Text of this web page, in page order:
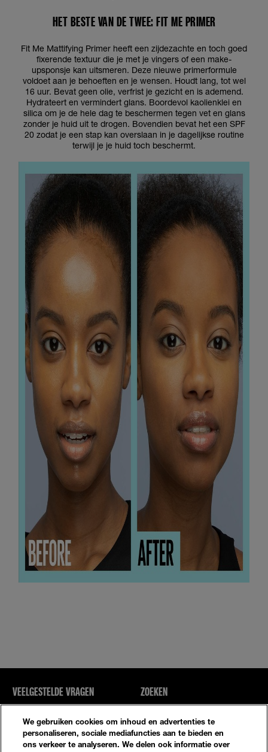
HET BESTE VAN DE TWEE: FIT ME PRIMER
Fit Me Mattifying Primer heeft een zijdezachte en toch goed
fixerende textuur die je met je vingers of een make-
upsponsje kan uitsmeren. Deze nieuwe primerformule
voldoet aan je behoeften en je wensen. Houdt lang, tot wel
16 uur. Bevat geen olie, verfrist je gezicht en is ademend.
Hydrateert en vermindert glans. Boordevol kaolienklei en
silica om je de hele dag te beschermen tegen vet en glans
zonder je huid uit te drogen. Bovendien bevat het een SPF
20 zodat je een stap kan overslaan in je dagelijkse routine
terwijl je je huid toch beschermt.
VEELGESTELDE VRAGEN
NEEM CONTACT MET ONS OP
ZOEKEN
SITE-OVERZICHT
We gebruiken cookies om inhoud en advertenties te
personaliseren, sociale mediafuncties aan te bieden en
ons verkeer te analyseren. We delen ook informatie over